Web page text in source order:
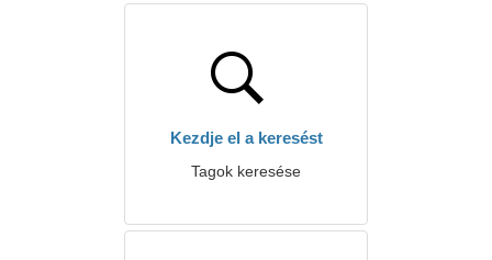
Kezdje el a keresést
Tagok keresése